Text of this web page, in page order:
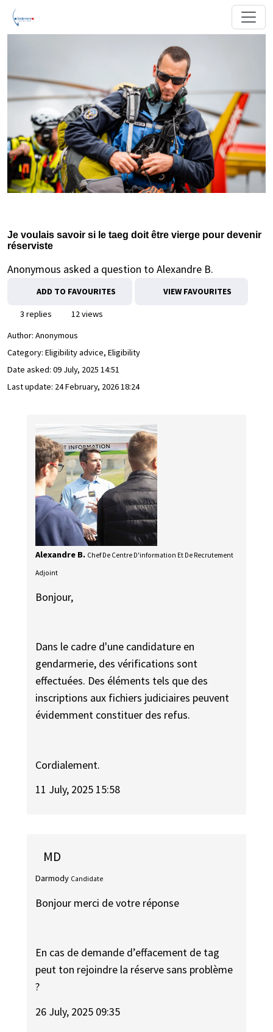
Je voulais savoir si le taeg doit être vierge pour devenir
réserviste
Anonymous asked a question to Alexandre B.
ADD TO FAVOURITES VIEW FAVOURITES
3 replies
12 views
Author: Anonymous
Category: Eligibility advice, Eligibility
Date asked: 09 July, 2025 14:51
Last update: 24 February, 2026 18:24
Alexandre B. Chef De Centre D'information Et De Recrutement
Adjoint
Bonjour,
Dans le cadre d'une candidature en
gendarmerie, des vérifications sont
effectuées. Des éléments tels que des
inscriptions aux fichiers judiciaires peuvent
évidemment constituer des refus.
Cordialement.
11 July, 2025 15:58
MD
Darmody Candidate
Bonjour merci de votre réponse
En cas de demande d’effacement de tag
peut ton rejoindre la réserve sans problème
?
26 July, 2025 09:35